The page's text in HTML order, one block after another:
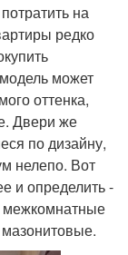
на
редко
может
оттенка,
Двери же
по дизайну,
нелепо. Вот
и определить -
межкомнатные